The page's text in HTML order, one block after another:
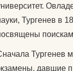
Тургенев в
Тургенев
давшие